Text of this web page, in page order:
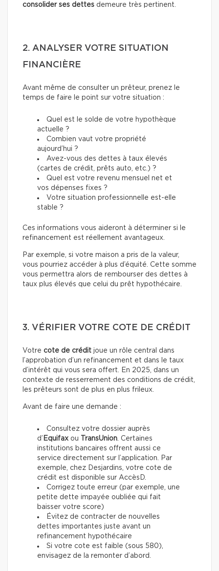
consolider ses dettes demeure très pertinent.
2. ANALYSER VOTRE SITUATION
FINANCIÈRE
Avant même de consulter un prêteur, prenez le
temps de faire le point sur votre situation :
Quel est le solde de votre hypothèque
actuelle ?
Combien vaut votre propriété
aujourd’hui ?
Avez-vous des dettes à taux élevés
(cartes de crédit, prêts auto, etc.) ?
Quel est votre revenu mensuel net et
vos dépenses fixes ?
Votre situation professionnelle est-elle
stable ?
Ces informations vous aideront à déterminer si le
refinancement est réellement avantageux.
Par exemple, si votre maison a pris de la valeur,
vous pourriez accéder à plus d’équité. Cette somme
vous permettra alors de rembourser des dettes à
taux plus élevés que celui du prêt hypothécaire.
3. VÉRIFIER VOTRE COTE DE CRÉDIT
Votre cote de crédit joue un rôle central dans
l’approbation d’un refinancement et dans le taux
d’intérêt qui vous sera offert. En 2025, dans un
contexte de resserrement des conditions de crédit,
les prêteurs sont de plus en plus frileux.
Avant de faire une demande :
Consultez votre dossier auprès
d’ Equifax ou TransUnion. Certaines
institutions bancaires offrent aussi ce
service directement sur l’application. Par
exemple, chez Desjardins, votre cote de
crédit est disponible sur AccèsD.
Corrigez toute erreur (par exemple, une
petite dette impayée oubliée qui fait
baisser votre score)
Évitez de contracter de nouvelles
dettes importantes juste avant un
refinancement hypothécaire
Si votre cote est faible (sous 580),
envisagez de la remonter d’abord.